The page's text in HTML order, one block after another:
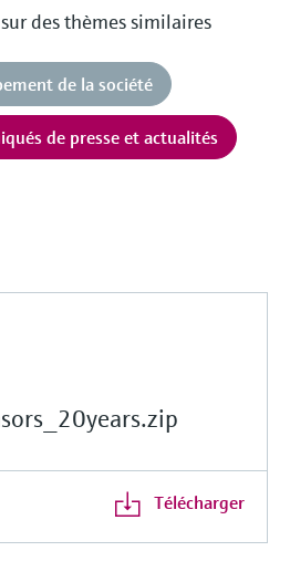
des thèmes similaires
de la société
de presse et actualités
Télécharger